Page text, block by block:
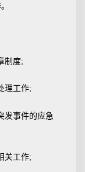
制度;
理工作;
发事件的应急
关工作;